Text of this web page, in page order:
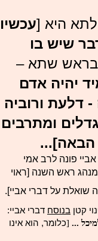
היא [עכשיו
שיש בו
בראש שתא –
יהיה אדם
דלעת ורוביה
גדלים ומתרבים
הבאה]...
פונה לרב אמי
ראש השנה [ראוי
שואלת על דברי אביי].
קטן בנוסח דברי אביי:
...
[כלומר, הוא אינו